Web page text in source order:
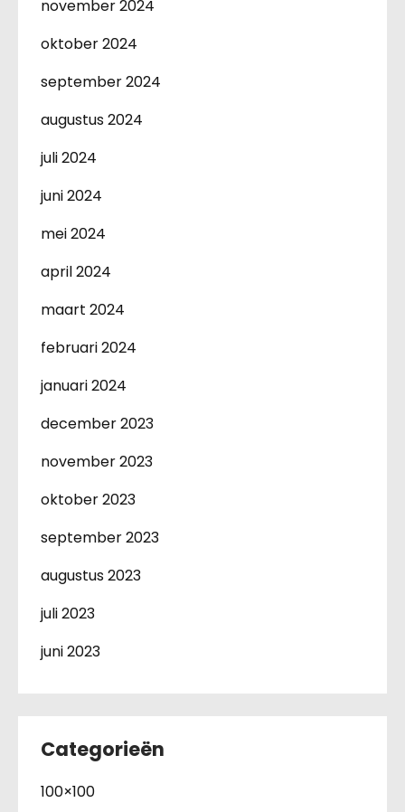
november 2024
oktober 2024
september 2024
augustus 2024
juli 2024
juni 2024
mei 2024
april 2024
maart 2024
februari 2024
januari 2024
december 2023
november 2023
oktober 2023
september 2023
augustus 2023
juli 2023
juni 2023
Categorieën
100×100